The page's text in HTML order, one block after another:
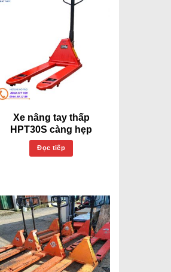
Xe nâng tay thấp
HPT30S càng hẹp
Đọc tiếp